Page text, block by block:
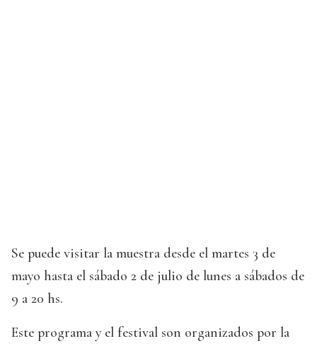
Se puede visitar la muestra desde el martes 3 de
mayo hasta el sábado 2 de julio de lunes a sábados de
9 a 20 hs.
Este programa y el festival son organizados por la